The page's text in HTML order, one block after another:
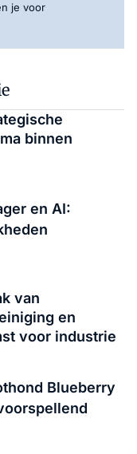
je voor
binnen
en AI:
van
en
voor industrie
Blueberry